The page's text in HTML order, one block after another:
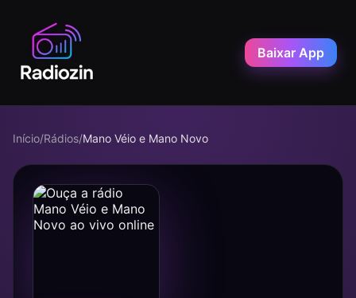
Baixar App
Início/Rádios/Mano Véio e Mano Novo